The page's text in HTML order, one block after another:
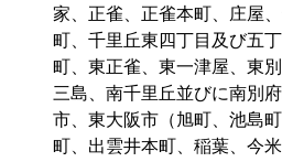
家、正雀、正雀本町、庄屋
町、千里丘東四丁目及び五
町、東正雀、東一津屋、東
三島、南千里丘並びに南別
市、東大阪市（旭町、池島
町、出雲井本町、稲葉、今